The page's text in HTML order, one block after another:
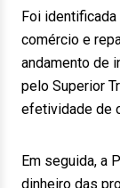
Foi
comércio e
andamento de
pelo Superior
efetividade de
Em seguida, a
dinheiro das